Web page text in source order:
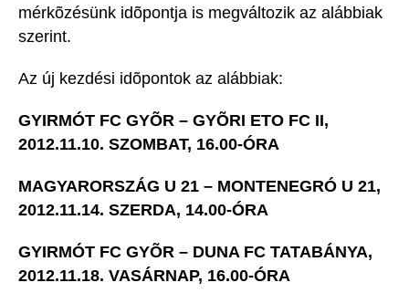
mérkõzésünk idõpontja is megváltozik az alábbiak
szerint.
Az új kezdési idõpontok az alábbiak:
GYIRMÓT FC GYÕR – GYÕRI ETO FC II,
2012.11.10. SZOMBAT, 16.00-ÓRA
MAGYARORSZÁG U 21 – MONTENEGRÓ U 21,
2012.11.14. SZERDA, 14.00-ÓRA
GYIRMÓT FC GYÕR – DUNA FC TATABÁNYA,
2012.11.18. VASÁRNAP, 16.00-ÓRA